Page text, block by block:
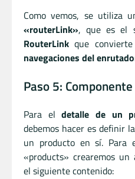
Como vemos, se utiliza
«routerLink», que es el
RouterLink que
navegaciones del
Paso 5:
Para eldetalle de un
debemos hacer es definir
un producto en sí. Para
«products» crearemos un
el siguiente contenido: